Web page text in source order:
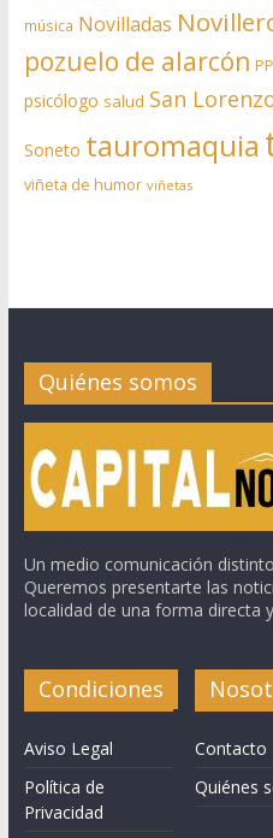
música Novilladas
pozuelo de alarcón PP
psicólogo salud San
Soneto tauromaquia
viñeta de humor viñetas
Quiénes somos
Un medio comunicación
Queremos presentarte las
localidad de una forma directa
Condiciones
Aviso Legal
Política de
Privacidad
Contacto
Quiénes